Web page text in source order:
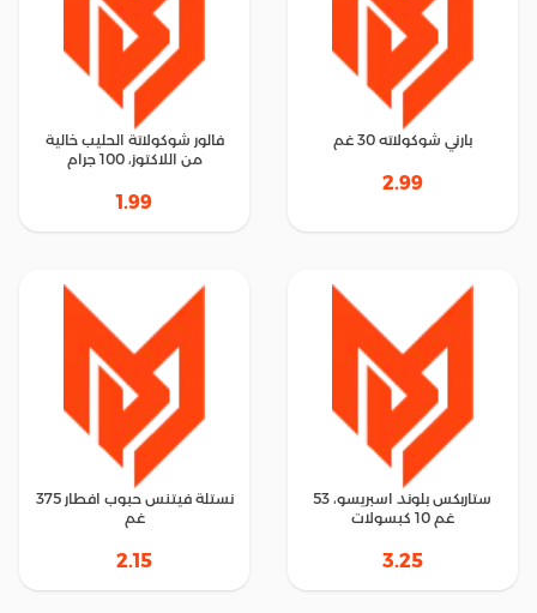
بارني شوكولاته 30 غم
2.99
فالور شوكولاتة الحليب خالية
من اللاكتوز، 100 جرام
1.99
ستاربكس بلوند اسبريسو، 53
غم 10 كبسولات
3.25
نستلة فيتنس حبوب افطار 375
غم
2.15